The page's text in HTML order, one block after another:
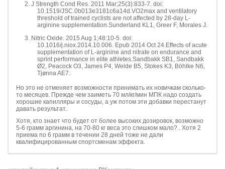
J Strength Cond Res. 2011 Mar;25(3):833-7. doi:
10.1519/JSC.0b013e3181c6a14d.VO2max and ventilatory
threshold of trained cyclists are not affected by 28-day L-
arginine supplementation.Sunderland KL1, Greer F, Morales J.
Nitric Oxide. 2015 Aug 1;48:10-5. doi:
10.1016/j.niox.2014.10.006. Epub 2014 Oct 24.Effects of acute
supplementation of L-arginine and nitrate on endurance and
sprint performance in elite athletes.Sandbakk SB1, Sandbakk
Ø2, Peacock O3, James P4, Welde B5, Stokes K3, Böhlke N6,
Tjønna AE7.
Но это не отменяет возможности принимать их новичкам сколько-
то месяцев. Прежде чем заиметь 70 мл/кг/мин МПК надо создать
хорошие капилляры и сосуды, а уж потом эти добавки перестанут
давать результат.
Хотя, кто знает что будет от более высоких дозировок, возможно
5-6 грамм аргинина, на 70-80 кг веса это слишком мало?.. Хотя 2
приема по 6 грамм в течении 28 дней тоже не дали
квалифицированным спортсменам эффекта.